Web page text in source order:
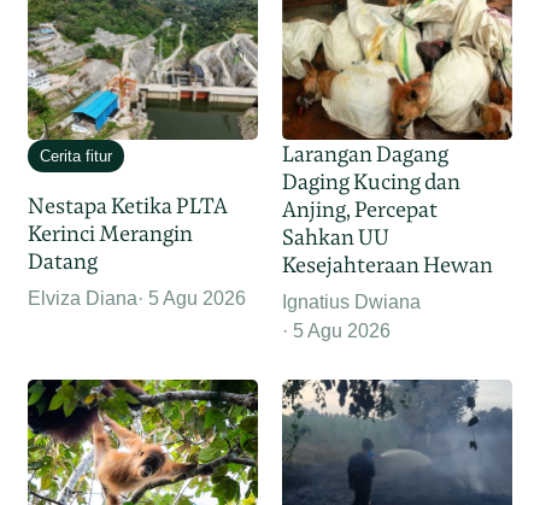
Cerita fitur
Nestapa Ketika PLTA
Kerinci Merangin
Datang
Elviza Diana 5 Agu 2026
Larangan Dagang
Daging Kucing dan
Anjing, Percepat
Sahkan UU
Kesejahteraan Hewan
Ignatius Dwiana
5 Agu 2026